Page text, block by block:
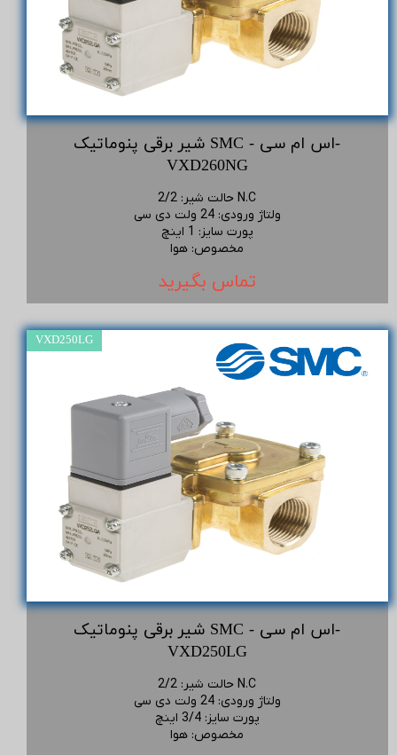
شیر برقی پنوماتیک SMC - اس ام سی-
VXD260NG
حالت شیر:
2/2 N.C
ولتاژ ورودی:24 ولت دی سی
پورت سایز: 1 اینچ
مخصوص: هوا
تماس بگیرید
شیر برقی پنوماتیک SMC - اس ام سی-
VXD250LG
حالت شیر:
2/2 N.C
ولتاژ ورودی:24 ولت دی سی
پورت سایز:3/4 اینچ
مخصوص: هوا
VXD250LG